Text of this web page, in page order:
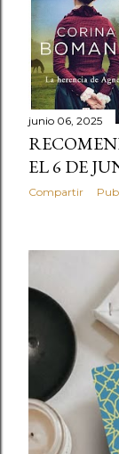
junio 06, 2025
EL 6 DE
Compartir